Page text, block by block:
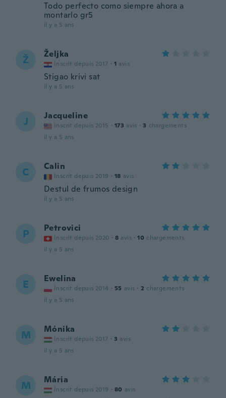
Todo perfecto como siempre ahora a
montarlo gr5
il y a 5 ans
Ž Željka
Inscrit depuis 2017 · 1 avis
Stigao krivi sat
il y a 5 ans
J Jacqueline
Inscrit depuis 2015 · 173 avis · 3 chargements
il y a 5 ans
C Calin
Inscrit depuis 2019 · 18 avis
Destul de frumos design
il y a 5 ans
P Petrovici
Inscrit depuis 2020 · 8 avis · 10 chargements
il y a 5 ans
E Ewelina
Inscrit depuis 2014 · 55 avis · 2 chargements
il y a 5 ans
M Mónika
Inscrit depuis 2017 · 3 avis
il y a 5 ans
M Mária
Inscrit depuis 2019 · 80 avis